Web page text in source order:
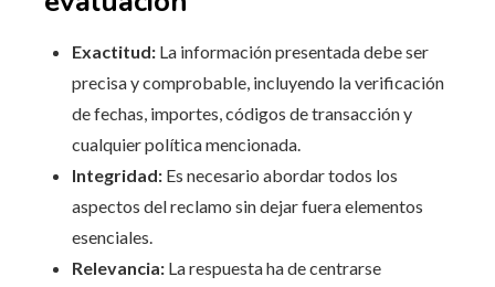
Exactitud: La información presentada debe ser
precisa y comprobable, incluyendo la verificación
de fechas, importes, códigos de transacción y
cualquier política mencionada.
Integridad: Es necesario abordar todos los
aspectos del reclamo sin dejar fuera elementos
esenciales.
Relevancia: La respuesta ha de centrarse